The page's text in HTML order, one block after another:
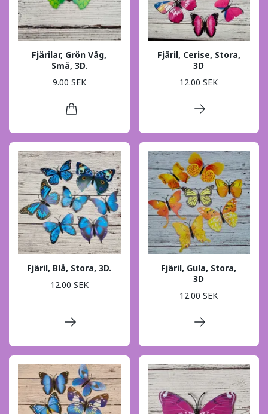
Fjärilar, Grön Våg,
Små, 3D.
9.00 SEK
Fjäril, Cerise, Stora,
3D
12.00 SEK
Fjäril, Blå, Stora, 3D.
12.00 SEK
Fjäril, Gula, Stora,
3D
12.00 SEK